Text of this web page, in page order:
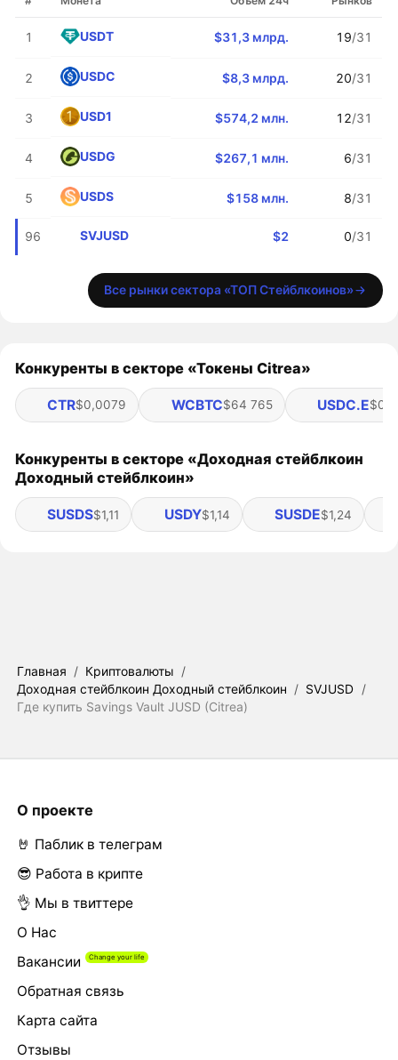
1 USDT $31,3 млрд. 19/31
2 USDC $8,3 млрд. 20/31
3 USD1 $574,2 млн. 12/31
4 USDG $267,1 млн. 6/31
5 USDS $158 млн. 8/31
96 SVJUSD $2 0/31
Все рынки сектора «ТОП Стейблкоинов»
Конкуренты в секторе «Токены Citrea»
CTR$0,0079 WCBTC$64 765 USDC.E
Конкуренты в секторе «Доходная стейблкоин
Доходный стейблкоин»
SUSDS$1,11 USDY$1,14 SUSDE$1,24
Главная / Криптовалюты /
Доходная стейблкоин Доходный стейблкоин / SVJUSD /
Где купить Savings Vault JUSD (Citrea)
О проекте
🤘 Паблик в телеграм
😎 Работа в крипте
👌 Мы в твиттере
О Нас
Вакансии
Обратная связь
Карта сайта
Отзывы